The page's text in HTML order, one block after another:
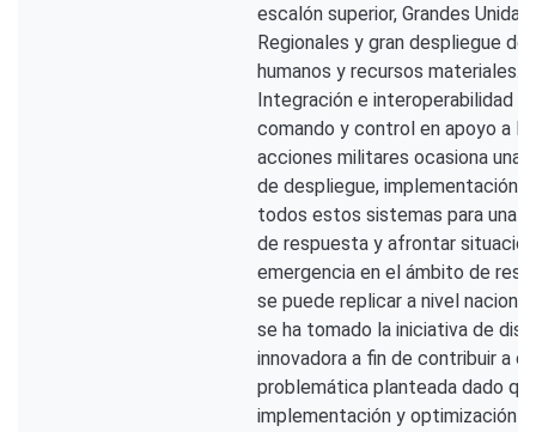
escalón superior, Grandes
Regionales y gran despliegue de
humanos y recursos materiales.
Integración e interoperabilidad
comando y control en apoyo a
acciones militares ocasiona una
de despliegue, implementación
todos estos sistemas para una
de respuesta y afrontar
emergencia en el ámbito de
se puede replicar a nivel
se ha tomado la iniciativa de
innovadora a fin de contribuir a
problemática planteada dado
implementación y optimización